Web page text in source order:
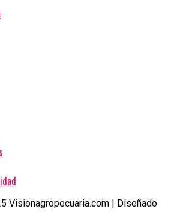
Visionagropecuaria.com | Diseñado